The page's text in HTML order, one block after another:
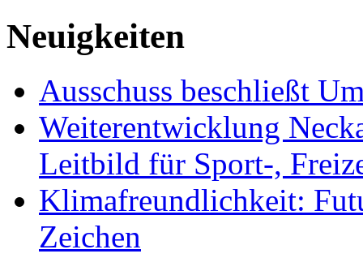
Neuigkeiten
Ausschuss beschließt
Weiterentwicklung
Leitbild für Sport-,
Klimafreundlichkeit:
Zeichen